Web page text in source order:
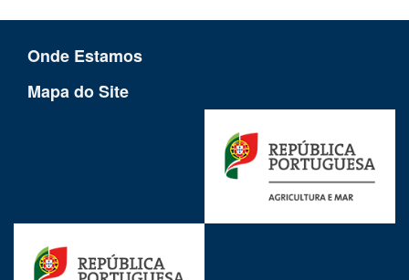
Onde Estamos
Mapa do Site